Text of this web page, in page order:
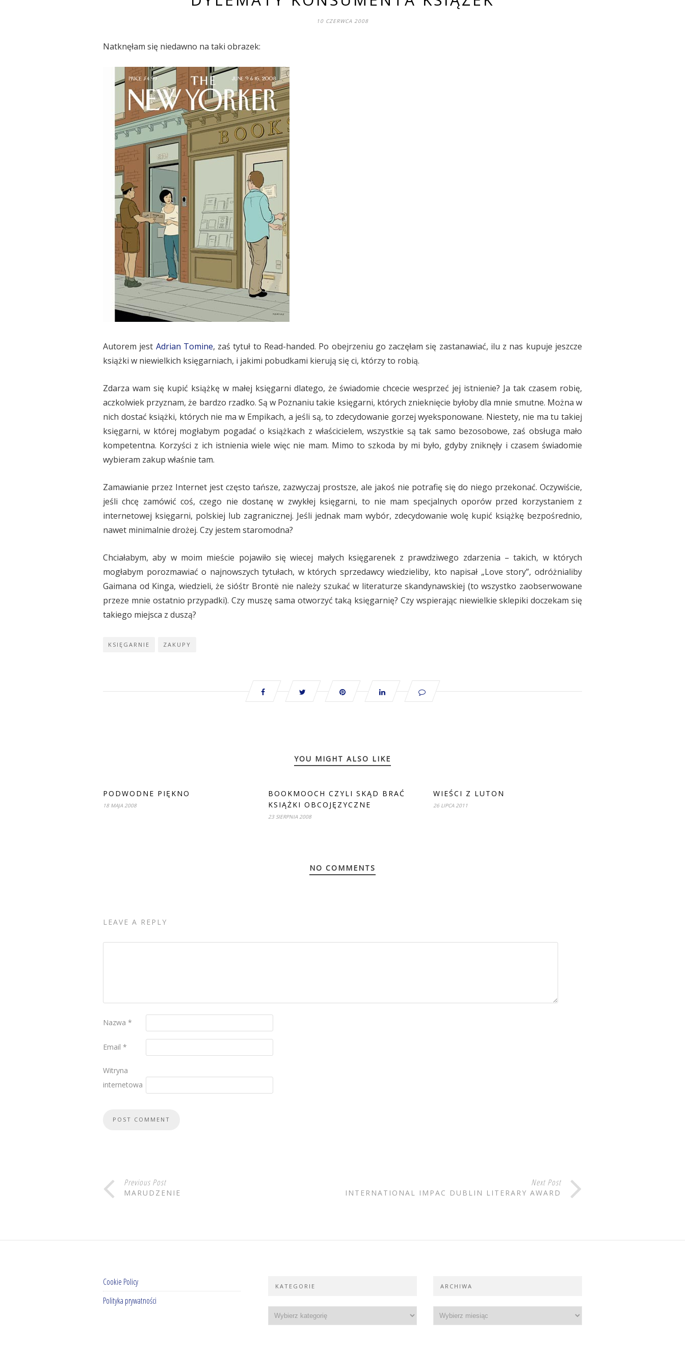
10 CZERWCA 2008
Natknęłam się niedawno na taki obrazek:
Autorem jest Adrian Tomine, zaś tytuł to Read-handed. Po obejrzeniu go zaczęłam się zastanawiać, ilu z nas kupuje jeszcze
książki w niewielkich księgarniach, i jakimi pobudkami kierują się ci, którzy to robią.
Zdarza wam się kupić książkę w małej księgarni dlatego, że świadomie chcecie wesprzeć jej istnienie? Ja tak czasem robię,
aczkolwiek przyznam, że bardzo rzadko. Są w Poznaniu takie księgarni, których znieknięcie byłoby dla mnie smutne. Można w
nich dostać książki, których nie ma w Empikach, a jeśli są, to zdecydowanie gorzej wyeksponowane. Niestety, nie ma tu takiej
księgarni, w której mogłabym pogadać o książkach z właścicielem, wszystkie są tak samo bezosobowe, zaś obsługa mało
kompetentna. Korzyści z ich istnienia wiele więc nie mam. Mimo to szkoda by mi było, gdyby zniknęły i czasem świadomie
wybieram zakup właśnie tam.
Zamawianie przez Internet jest często tańsze, zazwyczaj prostsze, ale jakoś nie potrafię się do niego przekonać. Oczywiście,
jeśli chcę zamówić coś, czego nie dostanę w zwykłej księgarni, to nie mam specjalnych oporów przed korzystaniem z
internetowej księgarni, polskiej lub zagranicznej. Jeśli jednak mam wybór, zdecydowanie wolę kupić książkę bezpośrednio,
nawet minimalnie drożej. Czy jestem staromodna?
Chciałabym, aby w moim mieście pojawiło się wiecej małych księgarenek z prawdziwego zdarzenia – takich, w których
mogłabym porozmawiać o najnowszych tytułach, w których sprzedawcy wiedzieliby, kto napisał „Love story”, odróżnialiby
Gaimana od Kinga, wiedzieli, że sióśtr Brontë nie należy szukać w literaturze skandynawskiej (to wszystko zaobserwowane
przeze mnie ostatnio przypadki). Czy muszę sama otworzyć taką księgarnię? Czy wspierając niewielkie sklepiki doczekam się
takiego miejsca z duszą?
KSIĘGARNIE ZAKUPY
YOU MIGHT ALSO LIKE
PODWODNE PIĘKNO
18 MAJA 2008
BOOKMOOCH CZYLI SKĄD BRAĆ
KSIĄŻKI OBCOJĘZYCZNE
23 SIERPNIA 2008
WIEŚCI Z LUTON
26 LIPCA 2011
NO COMMENTS
LEAVE A REPLY
Nazwa *
Email *
Witryna
internetowa
Previous Post
MARUDZENIE
Next Post
INTERNATIONAL IMPAC DUBLIN LITERARY AWARD
Cookie Policy
Polityka prywatności
KATEGORIE ARCHIWA